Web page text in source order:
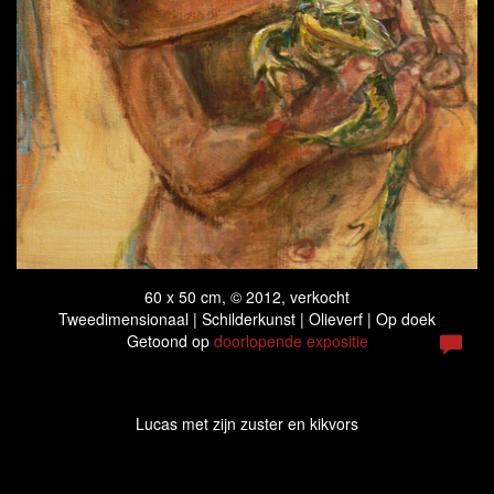
60 x 50 cm, © 2012, verkocht
Tweedimensionaal | Schilderkunst | Olieverf | Op doek
Getoond op doorlopende expositie
Lucas met zijn zuster en kikvors